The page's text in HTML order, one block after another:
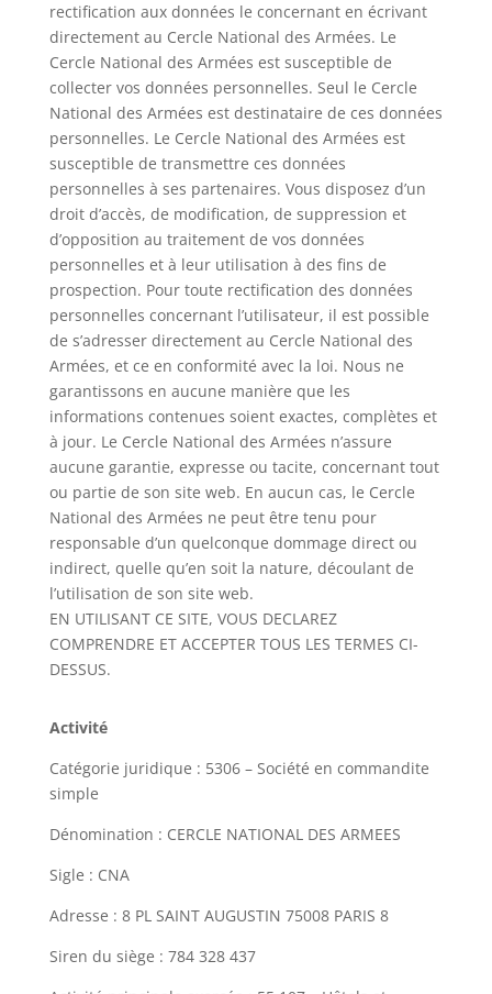
rectification aux données le concernant en écrivant
directement au Cercle National des Armées. Le
Cercle National des Armées est susceptible de
collecter vos données personnelles. Seul le Cercle
National des Armées est destinataire de ces données
personnelles. Le Cercle National des Armées est
susceptible de transmettre ces données
personnelles à ses partenaires. Vous disposez d’un
droit d’accès, de modification, de suppression et
d’opposition au traitement de vos données
personnelles et à leur utilisation à des fins de
prospection. Pour toute rectification des données
personnelles concernant l’utilisateur, il est possible
de s’adresser directement au Cercle National des
Armées, et ce en conformité avec la loi. Nous ne
garantissons en aucune manière que les
informations contenues soient exactes, complètes et
à jour. Le Cercle National des Armées n’assure
aucune garantie, expresse ou tacite, concernant tout
ou partie de son site web. En aucun cas, le Cercle
National des Armées ne peut être tenu pour
responsable d’un quelconque dommage direct ou
indirect, quelle qu’en soit la nature, découlant de
l’utilisation de son site web.
EN UTILISANT CE SITE, VOUS DECLAREZ
COMPRENDRE ET ACCEPTER TOUS LES TERMES CI-
DESSUS.
Activité
Catégorie juridique : 5306 – Société en commandite
simple
Dénomination : CERCLE NATIONAL DES ARMEES
Sigle : CNA
Adresse : 8 PL SAINT AUGUSTIN 75008 PARIS 8
Siren du siège : 784 328 437